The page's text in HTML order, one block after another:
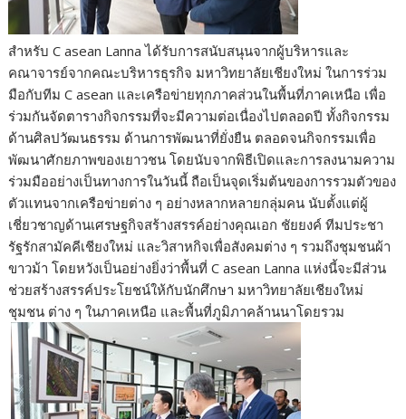
สำหรับ C asean Lanna ได้รับการสนับสนุนจากผู้บริหารและ
คณาจารย์จากคณะบริหารธุรกิจ มหาวิทยาลัยเชียงใหม่ ในการร่วม
มือกับทีม C asean และเครือข่ายทุกภาคส่วนในพื้นที่ภาคเหนือ เพื่อ
ร่วมกันจัดตารางกิจกรรมที่จะมีความต่อเนื่องไปตลอดปี ทั้งกิจกรรม
ด้านศิลปวัฒนธรรม ด้านการพัฒนาที่ยั่งยืน ตลอดจนกิจกรรมเพื่อ
พัฒนาศักยภาพของเยาวชน โดยนับจากพิธีเปิดและการลงนามความ
ร่วมมืออย่างเป็นทางการในวันนี้ ถือเป็นจุดเริ่มต้นของการรวมตัวของ
ตัวแทนจากเครือข่ายต่าง ๆ อย่างหลากหลายกลุ่มคน นับตั้งแต่ผู้
เชี่ยวชาญด้านเศรษฐกิจสร้างสรรค์อย่างคุณเอก ชัยยงค์ ทีมประชา
รัฐรักสามัคคีเชียงใหม่ และวิสาหกิจเพื่อสังคมต่าง ๆ รวมถึงชุมชนผ้า
ขาวม้า โดยหวังเป็นอย่างยิ่งว่าพื้นที่ C asean Lanna แห่งนี้จะมีส่วน
ช่วยสร้างสรรค์ประโยชน์ให้กับนักศึกษา มหาวิทยาลัยเชียงใหม่
ชุมชน ต่าง ๆ ในภาคเหนือ และพื้นที่ภูมิภาคล้านนาโดยรวม